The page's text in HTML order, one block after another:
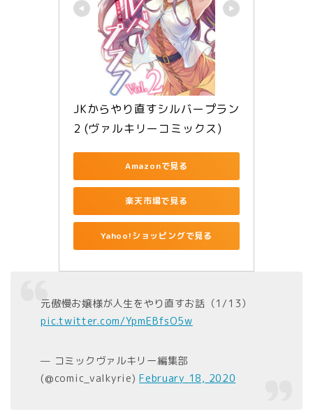
JKからやり直すシルバープラン
2 (ヴァルキリーコミックス)
Amazonで見る
楽天市場で見る
Yahoo!ショッピングで見る
元傲慢お嬢様が人生をやり直すお話（1/13）
pic.twitter.com/YpmEBfsO5w
— コミックヴァルキリー編集部
(@comic_valkyrie)February 18, 2020